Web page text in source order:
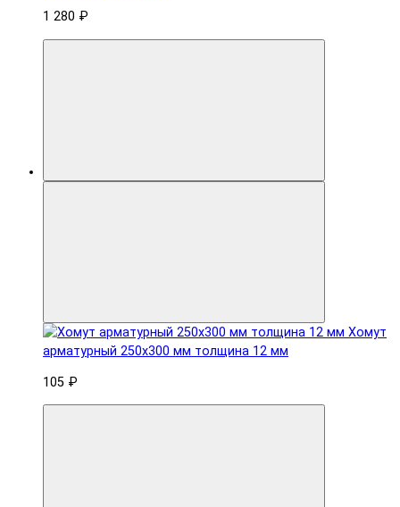
1 280 ₽
Хомут
арматурный 250x300 мм толщина 12 мм
105 ₽